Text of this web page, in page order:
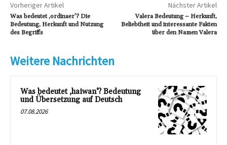
Vorheriger Artikel
Was bedeutet ‚ordinaer‘? Die
Bedeutung, Herkunft und Nutzung
des Begriffs
Nächster Artikel
Valera Bedeutung – Herkunft,
Beliebtheit und interessante Fakten
über den Namen Valera
Weitere Nachrichten
Was bedeutet ‚haiwan‘? Bedeutung
und Übersetzung auf Deutsch
07.08.2026